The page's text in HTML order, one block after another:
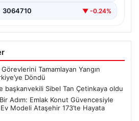
3064710 ▼ -0.24%
Tamamlayan Yangın
Döndü
başkanvekili Sibel Tan Çetinkaya oldu
Bir Adım: Emlak Konut Güvencesiyle
Modeli Ataşehir 173’te Hayata